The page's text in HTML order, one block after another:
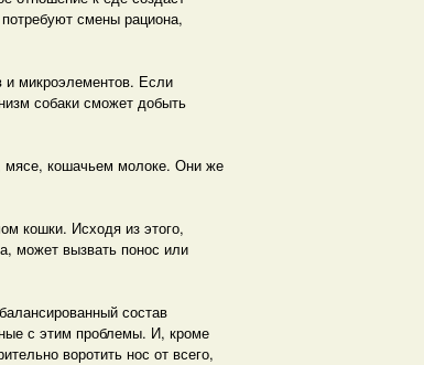
смены рациона,
и микроэлементов. Если
собаки сможет добыть
мясе, кошачьем молоке. Они же
кошки. Исходя из этого,
может вызвать понос или
состав
с этим проблемы. И, кроме
воротить нос от всего,